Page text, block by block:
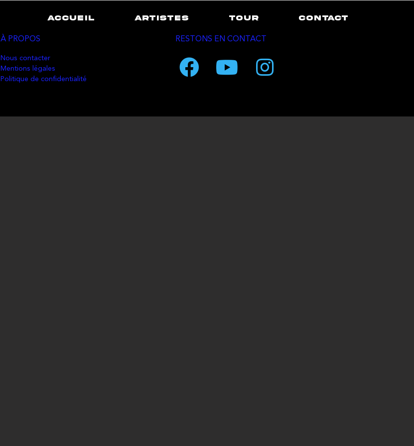
ACCUEIL ARTISTES TOUR CONTACT
À PROPOS
Nous contacter
Mentions légales
Politique de confidentialité
RESTONS EN CONTACT